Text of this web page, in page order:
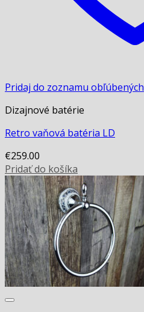
Pridaj do zoznamu obľúbených
Dizajnové batérie
Retro vaňová batéria LD
€259.00
Pridať do košíka